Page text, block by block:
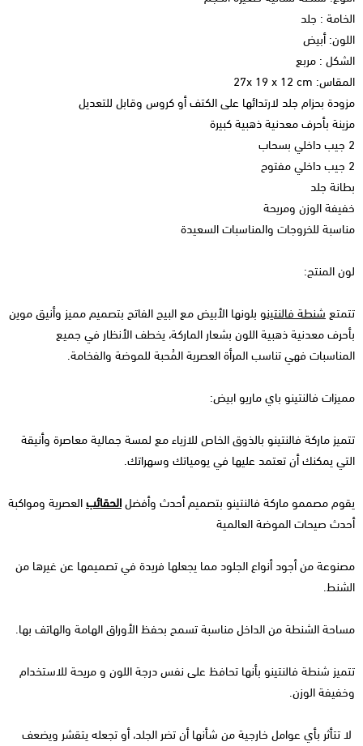
الخامة : جلد
اللون: أبيض
الشكل : مربع
المقاس: 27x 19 x 12 cm
مزودة بحزام جلد لارتدائها على الكتف أو كروس وقابل للتعديل
مزينة بأحرف معدنية ذهبية كبيرة
2 جيب داخلي بسحاب
2 جيب داخلي مفتوح
بطانة جلد
خفيفة الوزن ومريحة
مناسبة للخروجات والمناسبات السعيدة
لون المنتج:
تتمتع شنطة فالنتينو بلونها الأبيض مع البيج الفاتح بتصميم مميز وأنيق موين
بأحرف معدنية ذهبية اللون بشعار الماركة، يخطف الأنظار في جميع
المناسبات فهي تناسب المرأة العصرية المُحبة للموضة والفخامة.
مميزات فالنتينو باي ماريو ابيض:
تتميز ماركة فالنتينو بالذوق الخاص للازياء مع لمسة جمالية معاصرة وأنيقة
التي يمكنك أن تعتمد عليها في يومياتك وسهراتك.
يقوم مصممو ماركة فالنتينو بتصميم أحدث وأفضلالحقائبالعصرية ومواكبة
أحدث صيحات الموضة العالمية
مصنوعة من أجود أنواع الجلود مما يجعلها فريدة في تصميمها عن غيرها من
الشنط.
مساحة الشنطة من الداخل مناسبة تسمح بحفظ الأوراق الهامة والهاتف بها.
تتميز شنطة فالنتينو بأنها تحافظ على نفس درجة اللون و مريحة للاستخدام
وخفيفة الوزن.
لا تتأثر بأي عوامل خارجية من شأنها أن تضر الجلد، أو تجعله يتقشر ويضعف